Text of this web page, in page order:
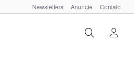
Newsletters Anuncie Contato